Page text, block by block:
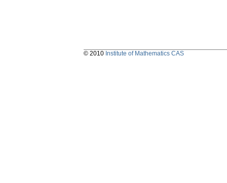
© 2010 Institute of Mathematics CAS